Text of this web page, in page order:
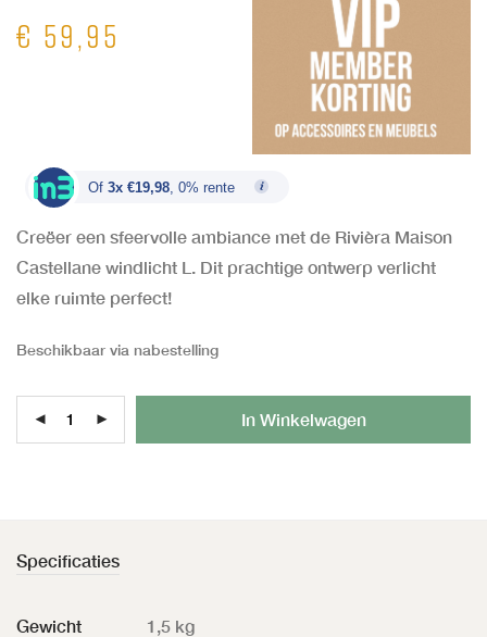
€ 59,95
Of 3x €19,98 , 0% rente
Creëer een sfeervolle ambiance met de Rivièra Maison
Castellane windlicht L. Dit prachtige ontwerp verlicht
elke ruimte perfect!
Beschikbaar via nabestelling
In Winkelwagen
Specificaties
Gewicht 1,5 kg